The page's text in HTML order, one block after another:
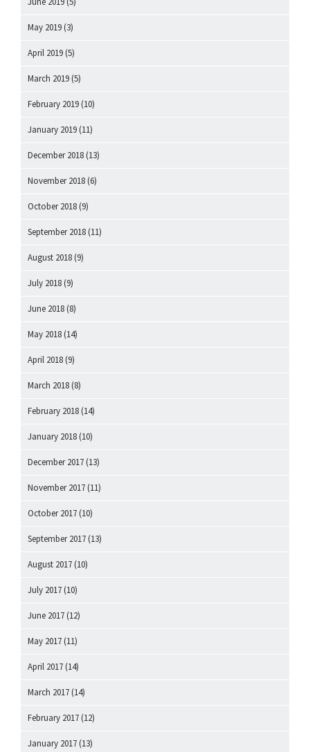
May 2019 (3)
April 2019 (5)
March 2019 (5)
February 2019 (10)
January 2019 (11)
December 2018 (13)
November 2018 (6)
October 2018 (9)
September 2018 (11)
August 2018 (9)
July 2018 (9)
June 2018 (8)
May 2018 (14)
April 2018 (9)
March 2018 (8)
February 2018 (14)
January 2018 (10)
December 2017 (13)
November 2017 (11)
October 2017 (10)
September 2017 (13)
August 2017 (10)
July 2017 (10)
June 2017 (12)
May 2017 (11)
April 2017 (14)
March 2017 (14)
February 2017 (12)
January 2017 (13)